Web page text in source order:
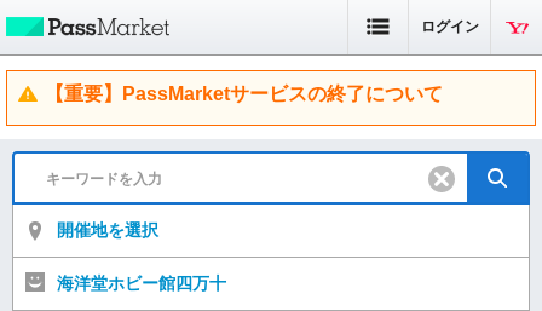
ログイン
【重要】PassMarketサービスの終了について
開催地を選択
海洋堂ホビー館四万十